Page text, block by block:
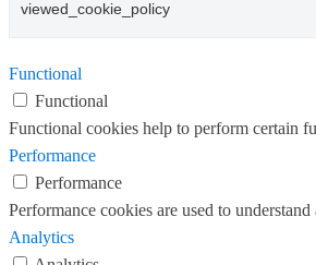
viewed_cookie_policy
Functional
Functional
Functional cookies help to perform certain
Performance
Performance
Performance cookies are used to
Analytics